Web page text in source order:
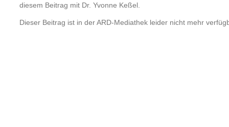
diesem Beitrag mit Dr. Yvonne Keßel.
Dieser Beitrag ist in der ARD-Mediathek leider nicht mehr